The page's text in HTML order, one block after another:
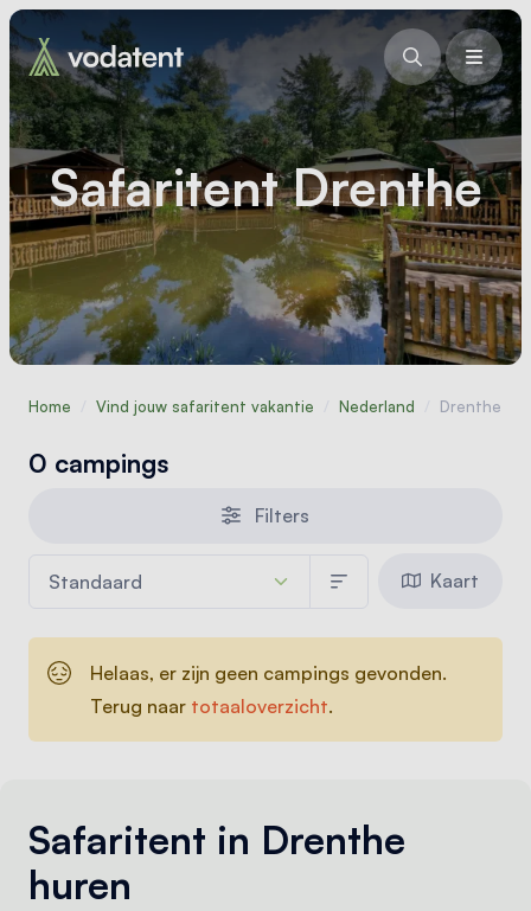
Safaritent Drenthe
Home Vind jouw safaritent vakantie Nederland Drenthe
0 campings
Filters
Kaart
Helaas, er zijn geen campings gevonden.
Terug naar totaaloverzicht.
Safaritent in Drenthe
huren